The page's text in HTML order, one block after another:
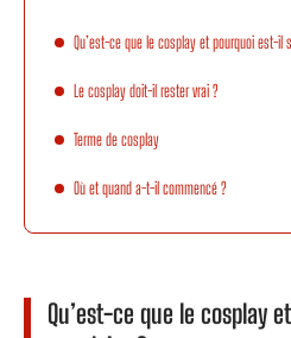
Qu’est-ce que le cosplay et pourquoi est-il
Le cosplay doit-il rester vrai ?
Terme de cosplay
Où et quand a-t-il commencé ?
Qu’est-ce que le cosplay